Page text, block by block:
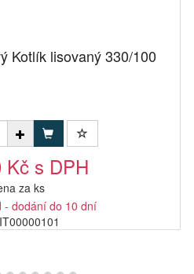
Kotlík lisovaný 330/100
Kč s DPH
za ks
- dodání do 10 dní